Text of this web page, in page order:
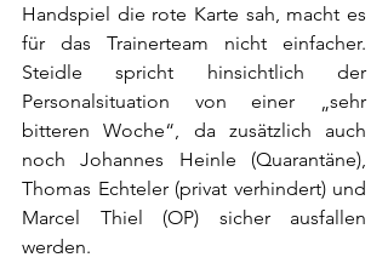
Handspiel die rote Karte sah, macht es
für das Trainerteam nicht einfacher.
Steidle spricht hinsichtlich der
Personalsituation von einer „sehr
bitteren Woche“, da zusätzlich auch
noch Johannes Heinle (Quarantäne),
Thomas Echteler (privat verhindert) und
Marcel Thiel (OP) sicher ausfallen
werden.